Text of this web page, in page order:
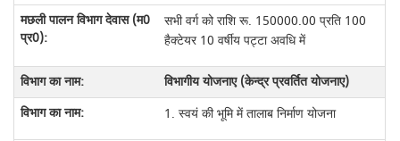
सभी वर्ग को राशि रू. 150000.00 प्रति 100
हैक्टेयर 10 वर्षीय पट्टा अवधि में
विभागीय योजनाए (केन्द्र प्रवर्तित योजनाए)
1. स्वयं की भूमि में तालाब निर्माण योजना